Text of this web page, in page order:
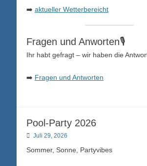
➡️ aktueller Wetterbereicht
Fragen und Anworten🎙️
Ihr habt gefragt – wir haben die
➡️ Fragen und Antworten
Pool-Party 2026
Posted
Juli 29, 2026
Sommer, Sonne, Partyvibes